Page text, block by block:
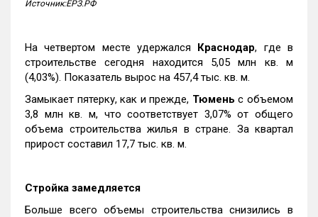
Источник:ЕРЗ.РФ
На четвертом месте удержался Краснодар, где в
строительстве сегодня находится 5,05 млн кв. м
(4,03%). Показатель вырос на 457,4 тыс. кв. м.
Замыкает пятерку, как и прежде, Тюмень с объемом
3,8 млн кв. м, что соответствует 3,07% от общего
объема строительства жилья в стране. За квартал
прирост составил 17,7 тыс. кв. м.
Стройка замедляется
Больше всего объемы строительства снизились в